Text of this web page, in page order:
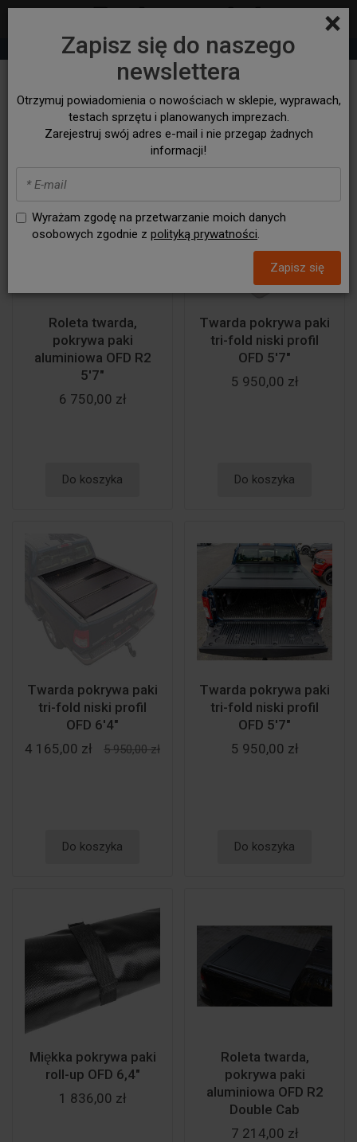
×
Zapisz się do naszego
newslettera
Otrzymuj powiadomienia o nowościach w sklepie, wyprawach,
testach sprzętu i planowanych imprezach.
Zarejestruj swój adres e-mail i nie przegap żadnych
informacji!
Wyrażam zgodę na przetwarzanie moich danych
osobowych zgodnie z polityką prywatności.
Zapisz się
+48 530 932 305 sklep@bezasfaltu4x4.com
Pokrycia paki
Roleta twarda,
pokrywa paki
aluminiowa OFD R2
5'7"
6 750,00 zł
Do koszyka
Twarda pokrywa paki
tri-fold niski profil
OFD 5'7"
5 950,00 zł
Do koszyka
Twarda pokrywa paki
tri-fold niski profil
OFD 6'4"
4 165,00 zł
5 950,00 zł
Do koszyka
Twarda pokrywa paki
tri-fold niski profil
OFD 5'7"
5 950,00 zł
Do koszyka
Miękka pokrywa paki
roll-up OFD 6,4"
1 836,00 zł
Roleta twarda,
pokrywa paki
aluminiowa OFD R2
Double Cab
7 214,00 zł